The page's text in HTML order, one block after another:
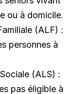
ou à domicile.
(ALF) :
personnes à
(ALS) :
pas éligible à